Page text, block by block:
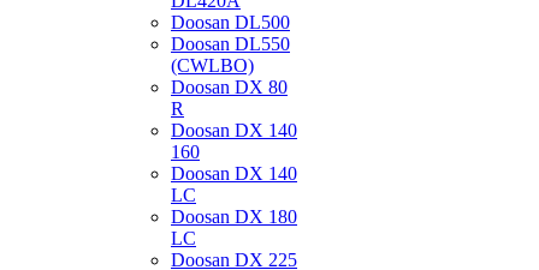
Doosan DL500
Doosan DL550
(CWLBO)
Doosan DX 80
R
Doosan DX 140
160
Doosan DX 140
LC
Doosan DX 180
LC
Doosan DX 225